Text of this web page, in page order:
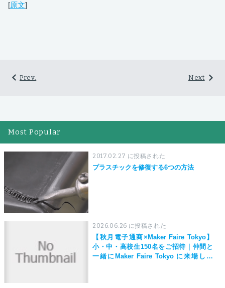
[原文]
Next
Prev.
Most Popular
2017.02.27 に投稿された
プラスチックを修復する6つの方法
2026.06.26 に投稿された
【秋月電子通商×Maker Faire Tokyo】
小・中・高校生150名をご招待｜仲間と
一緒にMaker Faire Tokyo に来場しよ